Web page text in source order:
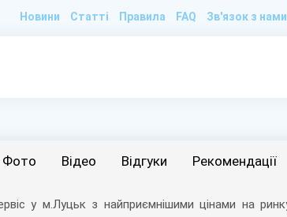
Новини Статті Правила FAQ Зв'язок з нами
Фото Відео Вiдгуки Рекомендації